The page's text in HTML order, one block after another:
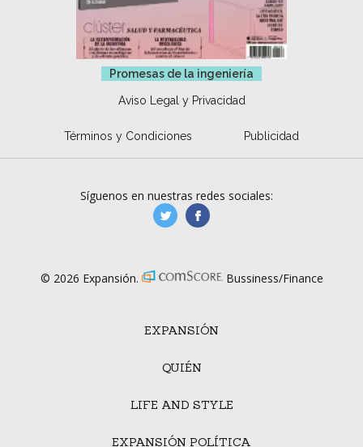
Promesas de la ingeniería
Aviso Legal y Privacidad
Términos y Condiciones Publicidad
EXPANSIÓN
QUIÉN
LIFE AND STYLE
EXPANSIÓN POLÍTICA
Síguenos en nuestras redes sociales:
manufacturaGE
© 2026 Expansión. Bussiness/Finance